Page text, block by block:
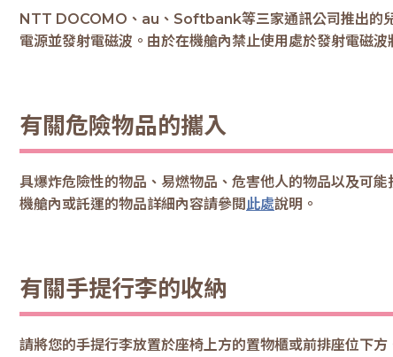
NTT DOCOMO、au、Softbank等三家通訊公司推出的
電源並發射電磁波。由於在機艙內禁止使用處於發射電磁
有關危險物品的攜入
具爆炸危險性的物品、易燃物品、危害他人的物品以及可
機艙內或託運的物品詳細內容請參閱 此處說明。
有關手提行李的收納
請將您的手提行李放置於座椅上方的置物櫃或前排座位下方